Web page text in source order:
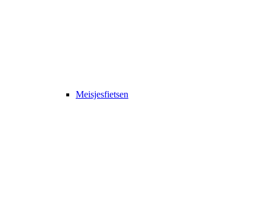
Meisjesfietsen